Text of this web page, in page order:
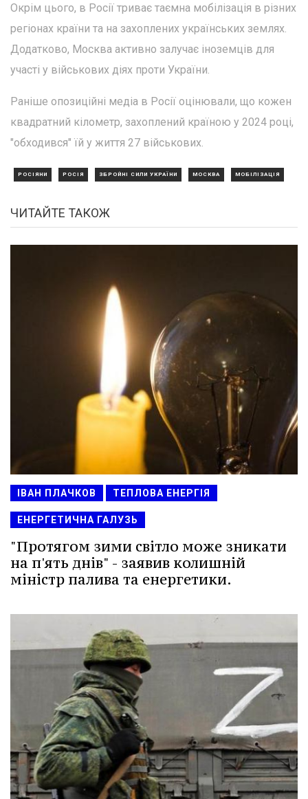
Окрім цього, в Росії триває таємна мобілізація в різних
регіонах країни та на захоплених українських землях.
Додатково, Москва активно залучає іноземців для
участі у військових діях проти України.
Раніше опозиційні медіа в Росії оцінювали, що кожен
квадратний кілометр, захоплений країною у 2024 році,
"обходився" їй у життя 27 військових.
РОСІЯНИ РОСІЯ ЗБРОЙНІ СИЛИ УКРАЇНИ МОСКВА МОБІЛІЗАЦІЯ
ЧИТАЙТЕ ТАКОЖ
ІВАН ПЛАЧКОВ ТЕПЛОВА ЕНЕРГІЯ
ЕНЕРГЕТИЧНА ГАЛУЗЬ
"Протягом зими світло може зникати
на п'ять днів" - заявив колишній
міністр палива та енергетики.